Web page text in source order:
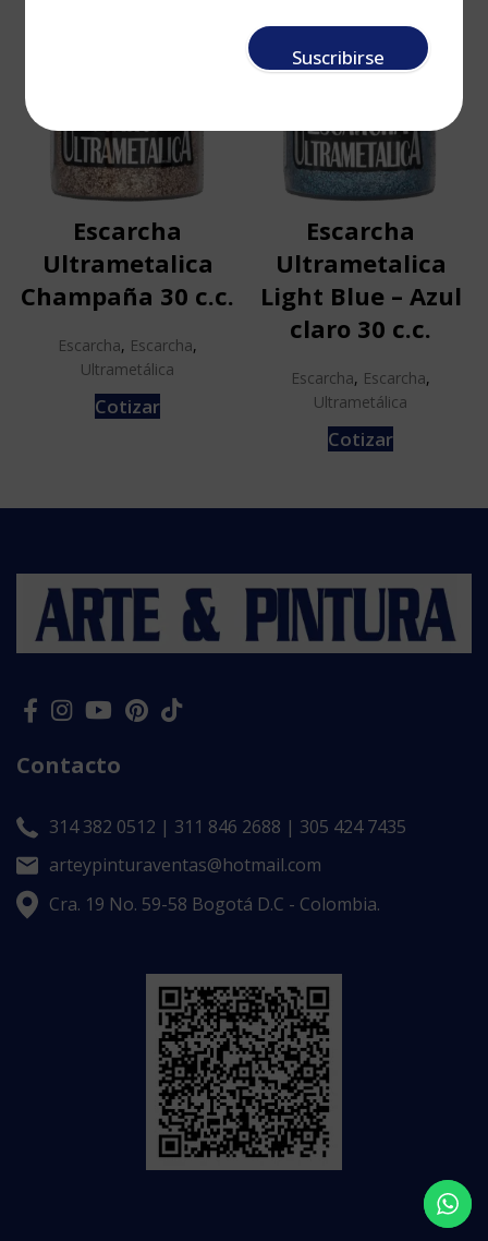
Suscribirse
Escarcha
Ultrametalica
Champaña 30 c.c.
Escarcha, Escarcha,
Ultrametálica
Cotizar
Escarcha
Ultrametalica
Light Blue – Azul
claro 30 c.c.
Escarcha, Escarcha,
Ultrametálica
Cotizar
Contacto
314 382 0512 | 311 846 2688 | 305 424 7435
arteypinturaventas@hotmail.com
Cra. 19 No. 59-58 Bogotá D.C - Colombia.